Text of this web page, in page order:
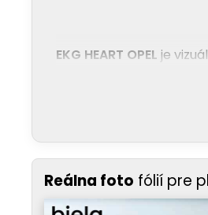
EKG HEART OPEL je
Reálna foto fólií pre